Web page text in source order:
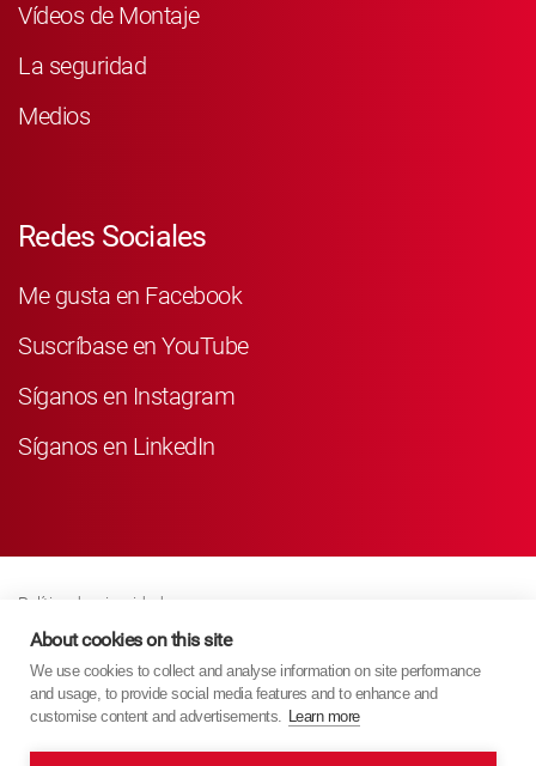
Vídeos de Montaje
La seguridad
Medios
Redes Sociales
Me gusta en Facebook
Suscríbase en YouTube
Síganos en Instagram
Síganos en LinkedIn
Política de privacidad
Business Partner Privacy
Política De Cookies
Modern Slavery Act Policy
About cookies on this site
We use cookies to collect and analyse information on site performance
and usage, to provide social media features and to enhance and
customise content and advertisements. Learn more